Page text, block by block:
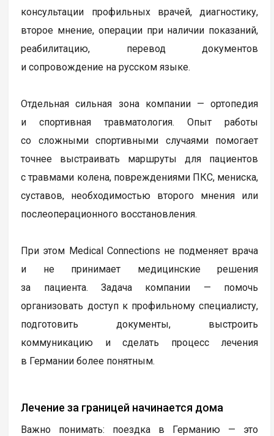
консультации профильных врачей, диагностику,
второе мнение, операции при наличии показаний,
реабилитацию, перевод документов
и сопровождение на русском языке.
Отдельная сильная зона компании — ортопедия
и спортивная травматология. Опыт работы
со сложными спортивными случаями помогает
точнее выстраивать маршруты для пациентов
с травмами колена, повреждениями ПКС, мениска,
суставов, необходимостью второго мнения или
послеоперационного восстановления.
При этом Medical Connections не подменяет врача
и не принимает медицинские решения
за пациента. Задача компании — помочь
организовать доступ к профильному специалисту,
подготовить документы, выстроить
коммуникацию и сделать процесс лечения
в Германии более понятным.
Лечение за границей начинается дома
Важно понимать: поездка в Германию — это